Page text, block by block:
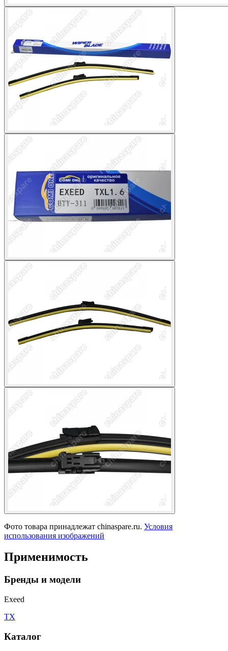
Фото товара принадлежат chinaspare.ru. Условия
использования изображений
Применимость
Бренды и модели
Exeed
TX
Каталог